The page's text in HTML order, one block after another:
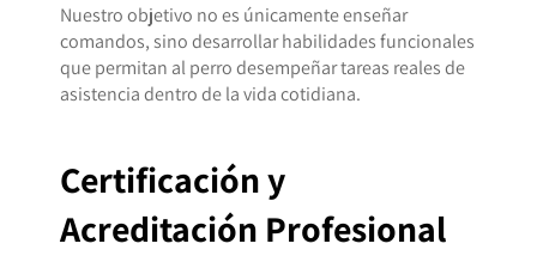
Nuestro objetivo no es únicamente enseñar
comandos, sino desarrollar habilidades funcionales
que permitan al perro desempeñar tareas reales de
asistencia dentro de la vida cotidiana.
Certificación y
Acreditación Profesional